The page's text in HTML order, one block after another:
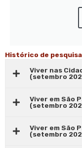
Histórico de
Viver nas
(setembro
Viver em São
(setembro
Viver em São
(setembro